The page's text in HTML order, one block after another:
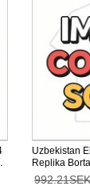
Uzbekistan
Replika
Kortärmad
992.21SEK